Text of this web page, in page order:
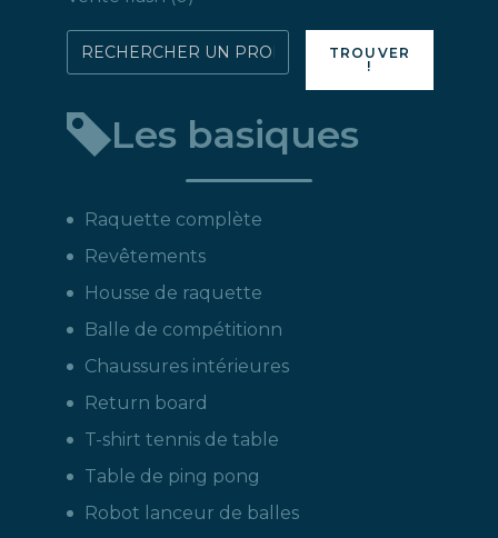
Rechercher
directement
produit
:
TROUVER
!
Les basiques
Raquette complète
Revêtements
Housse de raquette
Balle de compétitionn
Chaussures intérieures
Return board
T-shirt tennis de table
Table de ping pong
Robot lanceur de balles